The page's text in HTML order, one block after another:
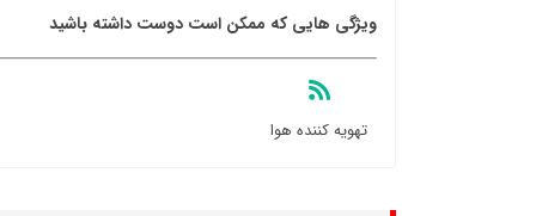
ویژگی هایی که ممکن است دوست داشته باشید
تهویه کننده هوا